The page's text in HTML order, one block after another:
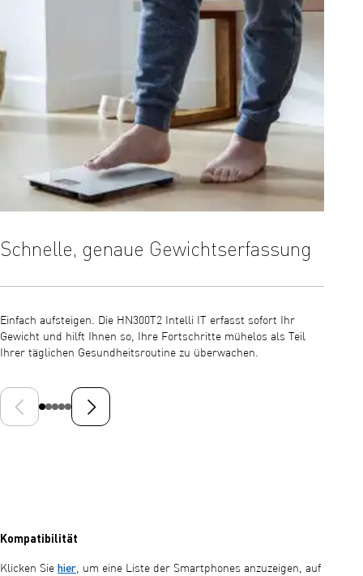
Schnelle, genaue Gewichtserfassung
Einfach aufsteigen. Die HN300T2 Intelli IT erfasst sofort Ihr
Gewicht und hilft Ihnen so, Ihre Fortschritte mühelos als Teil
Ihrer täglichen Gesundheitsroutine zu überwachen.
Vorheriges DiaNächste Folie
Kompatibilität
Klicken Sie hier, um eine Liste der Smartphones anzuzeigen, auf